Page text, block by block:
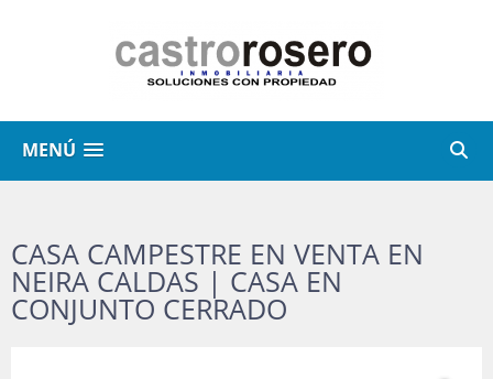
MENÚ
CASA CAMPESTRE EN VENTA EN
NEIRA CALDAS | CASA EN
CONJUNTO CERRADO